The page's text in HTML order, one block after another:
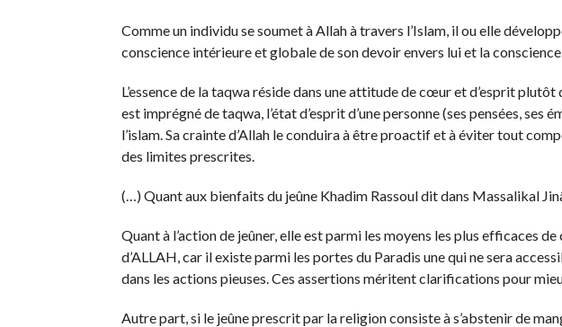
Comme un individu se soumet à Allah à travers l’Islam, il ou elle
conscience intérieure et globale de son devoir envers lui et la
L’essence de la taqwa réside dans une attitude de cœur et d’esprit
est imprégné de taqwa, l’état d’esprit d’une personne (ses pensées,
l’islam. Sa crainte d’Allah le conduira à être proactif et à éviter tout
des limites prescrites.
(…) Quant aux bienfaits du jeûne Khadim Rassoul dit dans Massalikal
Quant à l’action de jeûner, elle est parmi les moyens les plus efficaces
d’ALLAH, car il existe parmi les portes du Paradis une qui ne sera
dans les actions pieuses. Ces assertions méritent clarifications pour
Autre part, si le jeûne prescrit par la religion consiste à s’abstenir de